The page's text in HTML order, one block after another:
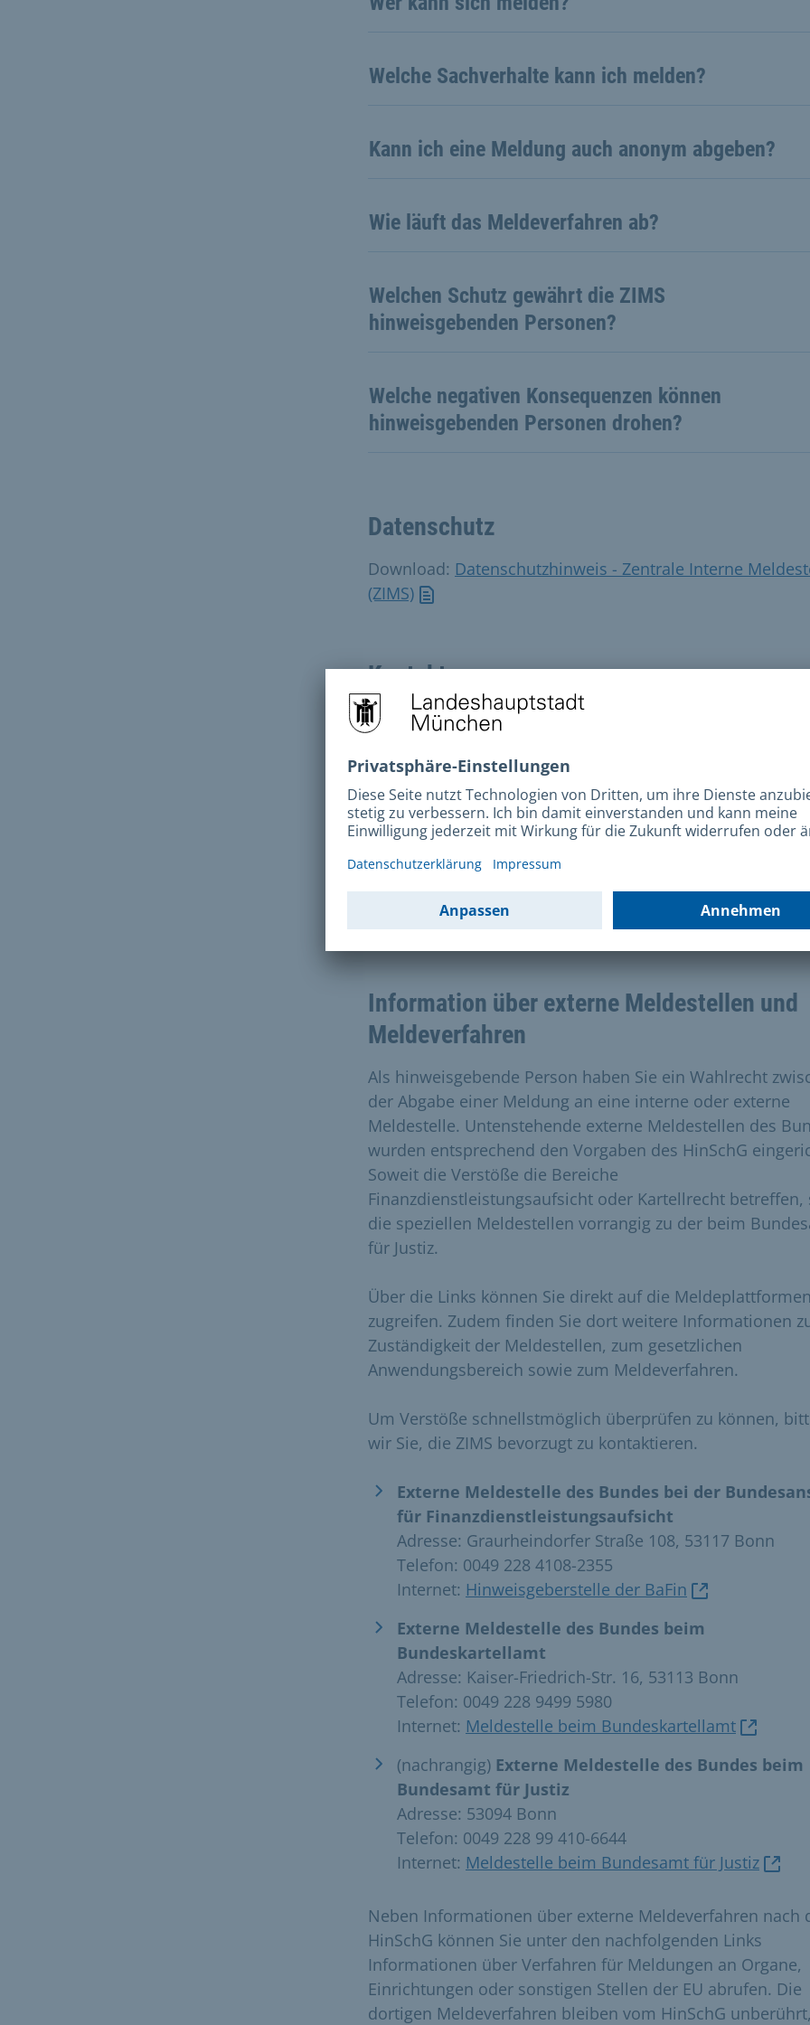
Welche Sachverhalte kann ich melden?
Kann ich eine Meldung auch anonym abgeben?
Wie läuft das Meldeverfahren ab?
Welchen Schutz gewährt die ZIMS
hinweisgebenden Personen?
Welche negativen Konsequenzen können
hinweisgebenden Personen drohen?
Datenschutz
Download: Datenschutzhinweis - Zentrale Interne
(ZIMS)
Kontakt
E-Mail: zims@muenchen.de
Rufnummer: 089 233-92900
Postanschrift:
Landeshauptstadt München
Personal- und Organisationsreferat, POR-C
Zentrale Interne Meldestelle
Rathaus, Marienplatz 8
80331 München
Information über externe Meldestellen und
Meldeverfahren
Als hinweisgebende Person haben Sie ein Wahlrecht
der Abgabe einer Meldung an eine interne oder externe
Meldestelle. Untenstehende externe Meldestellen des
wurden entsprechend den Vorgaben des HinSchG
Soweit die Verstöße die Bereiche
Finanzdienstleistungsaufsicht oder Kartellrecht betreffen,
die speziellen Meldestellen vorrangig zu der beim
für Justiz.
Über die Links können Sie direkt auf die
zugreifen. Zudem finden Sie dort weitere Informationen
Zuständigkeit der Meldestellen, zum gesetzlichen
Anwendungsbereich sowie zum Meldeverfahren.
Um Verstöße schnellstmöglich überprüfen zu können,
wir Sie, die ZIMS bevorzugt zu kontaktieren.
Externe Meldestelle des Bundes bei der
für Finanzdienstleistungsaufsicht
Adresse: Graurheindorfer Straße 108, 53117 Bonn
Telefon: 0049 228 4108-2355
Internet: Hinweisgeberstelle der BaFin
Externe Meldestelle des Bundes beim
Bundeskartellamt
Adresse: Kaiser-Friedrich-Str. 16, 53113 Bonn
Telefon: 0049 228 9499 5980
Internet: Meldestelle beim Bundeskartellamt
(nachrangig) Externe Meldestelle des Bundes beim
Bundesamt für Justiz
Adresse: 53094 Bonn
Telefon: 0049 228 99 410-6644
Internet: Meldestelle beim Bundesamt für Justiz
Neben Informationen über externe Meldeverfahren nach
HinSchG können Sie unter den nachfolgenden Links
Informationen über Verfahren für Meldungen an Organe,
Einrichtungen oder sonstigen Stellen der EU abrufen. Die
dortigen Meldeverfahren bleiben vom HinSchG